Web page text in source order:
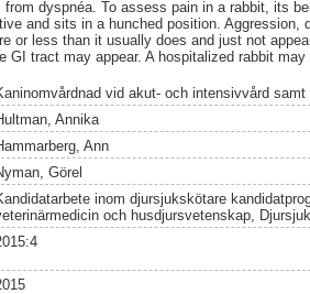
dyspnéa. To assess pain in a rabbit, its
and sits in a hunched position.
or less than it usually does and just not
GI tract may appear. A hospitalized rabbit
vid akut- och intensivvård samt
Annika
Ann
Görel
inom djursjukskötare
och husdjursvetenskap,